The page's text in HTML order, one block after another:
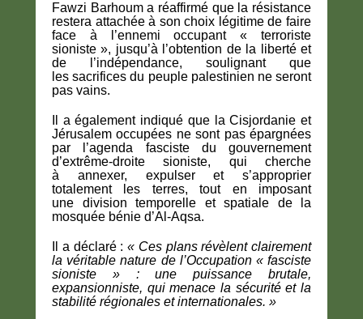
Fawzi Barhoum a réaffirmé que la résistance
restera attachée à sonchoix légitimede faire
face à
l’ennemi occupant « terroriste
sioniste », jusqu’à l’obtention de la liberté et
de l’indépendance, soulignant que
lessacrifices du peuple palestinien ne seront
pas vains.
Il a également indiqué que laCisjordanie et
Jérusalem occupées ne sont pas épargnées
par l’agenda fascistedu gouvernement
d’extrême-droite sioniste, qui cherche
à annexer, expulser et s’approprier
totalement les terres, tout en imposant
une division temporelle et spatiale de la
mosquée bénie d’Al-Aqsa.
Il a déclaré : « Ces plans révèlent clairement
la véritable nature de l’Occupation « fasciste
sioniste » : une puissance brutale,
expansionniste, qui menace la sécurité et la
stabilité régionales et internationales. »